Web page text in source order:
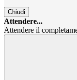
Chiudi
Attendere...
Attendere il